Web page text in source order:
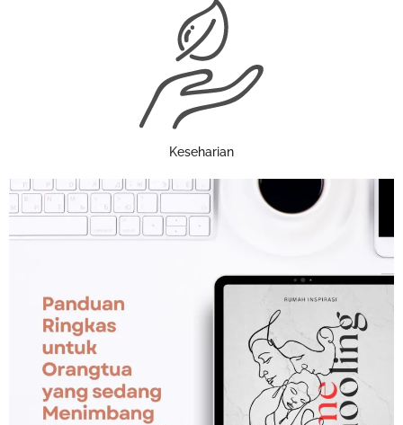
Keseharian